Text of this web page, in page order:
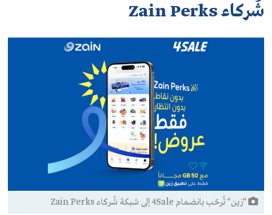
شُركاء Zain Perks
"زين" تُرحّب بانضمام 4Sale إلى شبكة شُركاء Zain Perks